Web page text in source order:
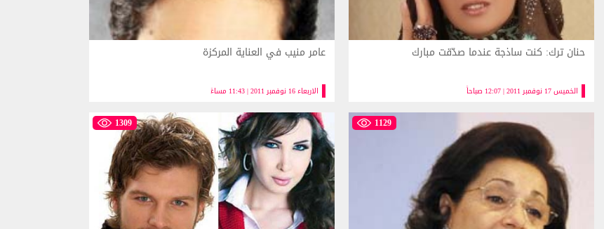
الخميس 17 نوفمبر 2011 | 12:07 صباحاً
حنان ترك: كنت ساذجة عندما صدّقت مبارك
الاربعاء 16 نوفمبر 2011 | 11:43 مساءً
عامر منيب في العناية المركزة
1129
1309